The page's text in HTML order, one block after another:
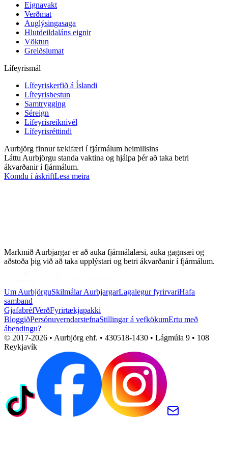
Eignavakt
Verðmat
Auglýsingasaga
Hlutdeildaláns eignir
Vöktun
Greiðslumat
Lífeyrismál
Lífeyriskerfið á Íslandi
Lífeyrisbestun
Samtrygging
Séreign
Lífeyrisreiknivél
Lífeyrisréttindi
Aurbjörg finnur tækifæri í fjármálum heimilisins
Láttu Aurbjörgu standa vaktina og hjálpa þér að taka betri
ákvarðanir í fjármálum.
Komdu í áskriftLesa meira
Markmið Aurbjargar er að auka fjármálalæsi, auka gagnsæi og
aðstoða þig við að taka upplýstari og betri ákvarðanir í fjármálum.
Um AurbjörguSkilmálar AurbjargarLagalegur fyrirvariHafa
samband
GjafabréfVerðFyrirtækjapakki
BloggiðPersónuverndarstefnaStillingar á vefkökumErtu með
ábendingu?
© 2017-2026 • Aurbjörg ehf. • 430518-1430 • Lágmúla 9 • 108
Reykjavík